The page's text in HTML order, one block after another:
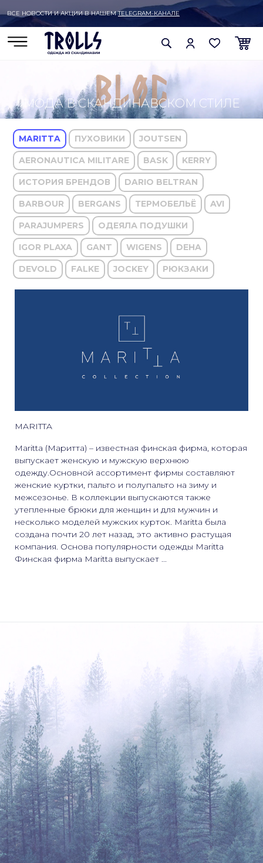
ВСЕ НОВОСТИ И АКЦИИ В НАШЕМTELEGRAM-КАНАЛЕ
МОДА В СКАНДИНАВСКОМ СТИЛЕ
MARITTA ПУХОВИКИ JOUTSEN
AERONAUTICA MILITARE BASK KERRY
ИСТОРИЯ БРЕНДОВ DARIO BELTRAN
BARBOUR BERGANS ТЕРМОБЕЛЬЁ AVI
PARAJUMPERS ОДЕЯЛА ПОДУШКИ
IGOR PLAXA GANT WIGENS DEHA
DEVOLD FALKE JOCKEY РЮКЗАКИ
MARITTA
Maritta (Маритта) – известная финская фирма, которая
выпускает женскую и мужскую верхнюю
одежду.Основной ассортимент фирмы составляют
женские куртки, пальто и полупальто на зиму и
межсезонье. В коллекции выпускаются также
утепленные брюки для женщин и для мужчин и
несколько моделей мужских курток. Maritta была
создана почти 20 лет назад, это активно растущая
компания. Основа популярности одежды Maritta
Финская фирма Maritta выпускает ...